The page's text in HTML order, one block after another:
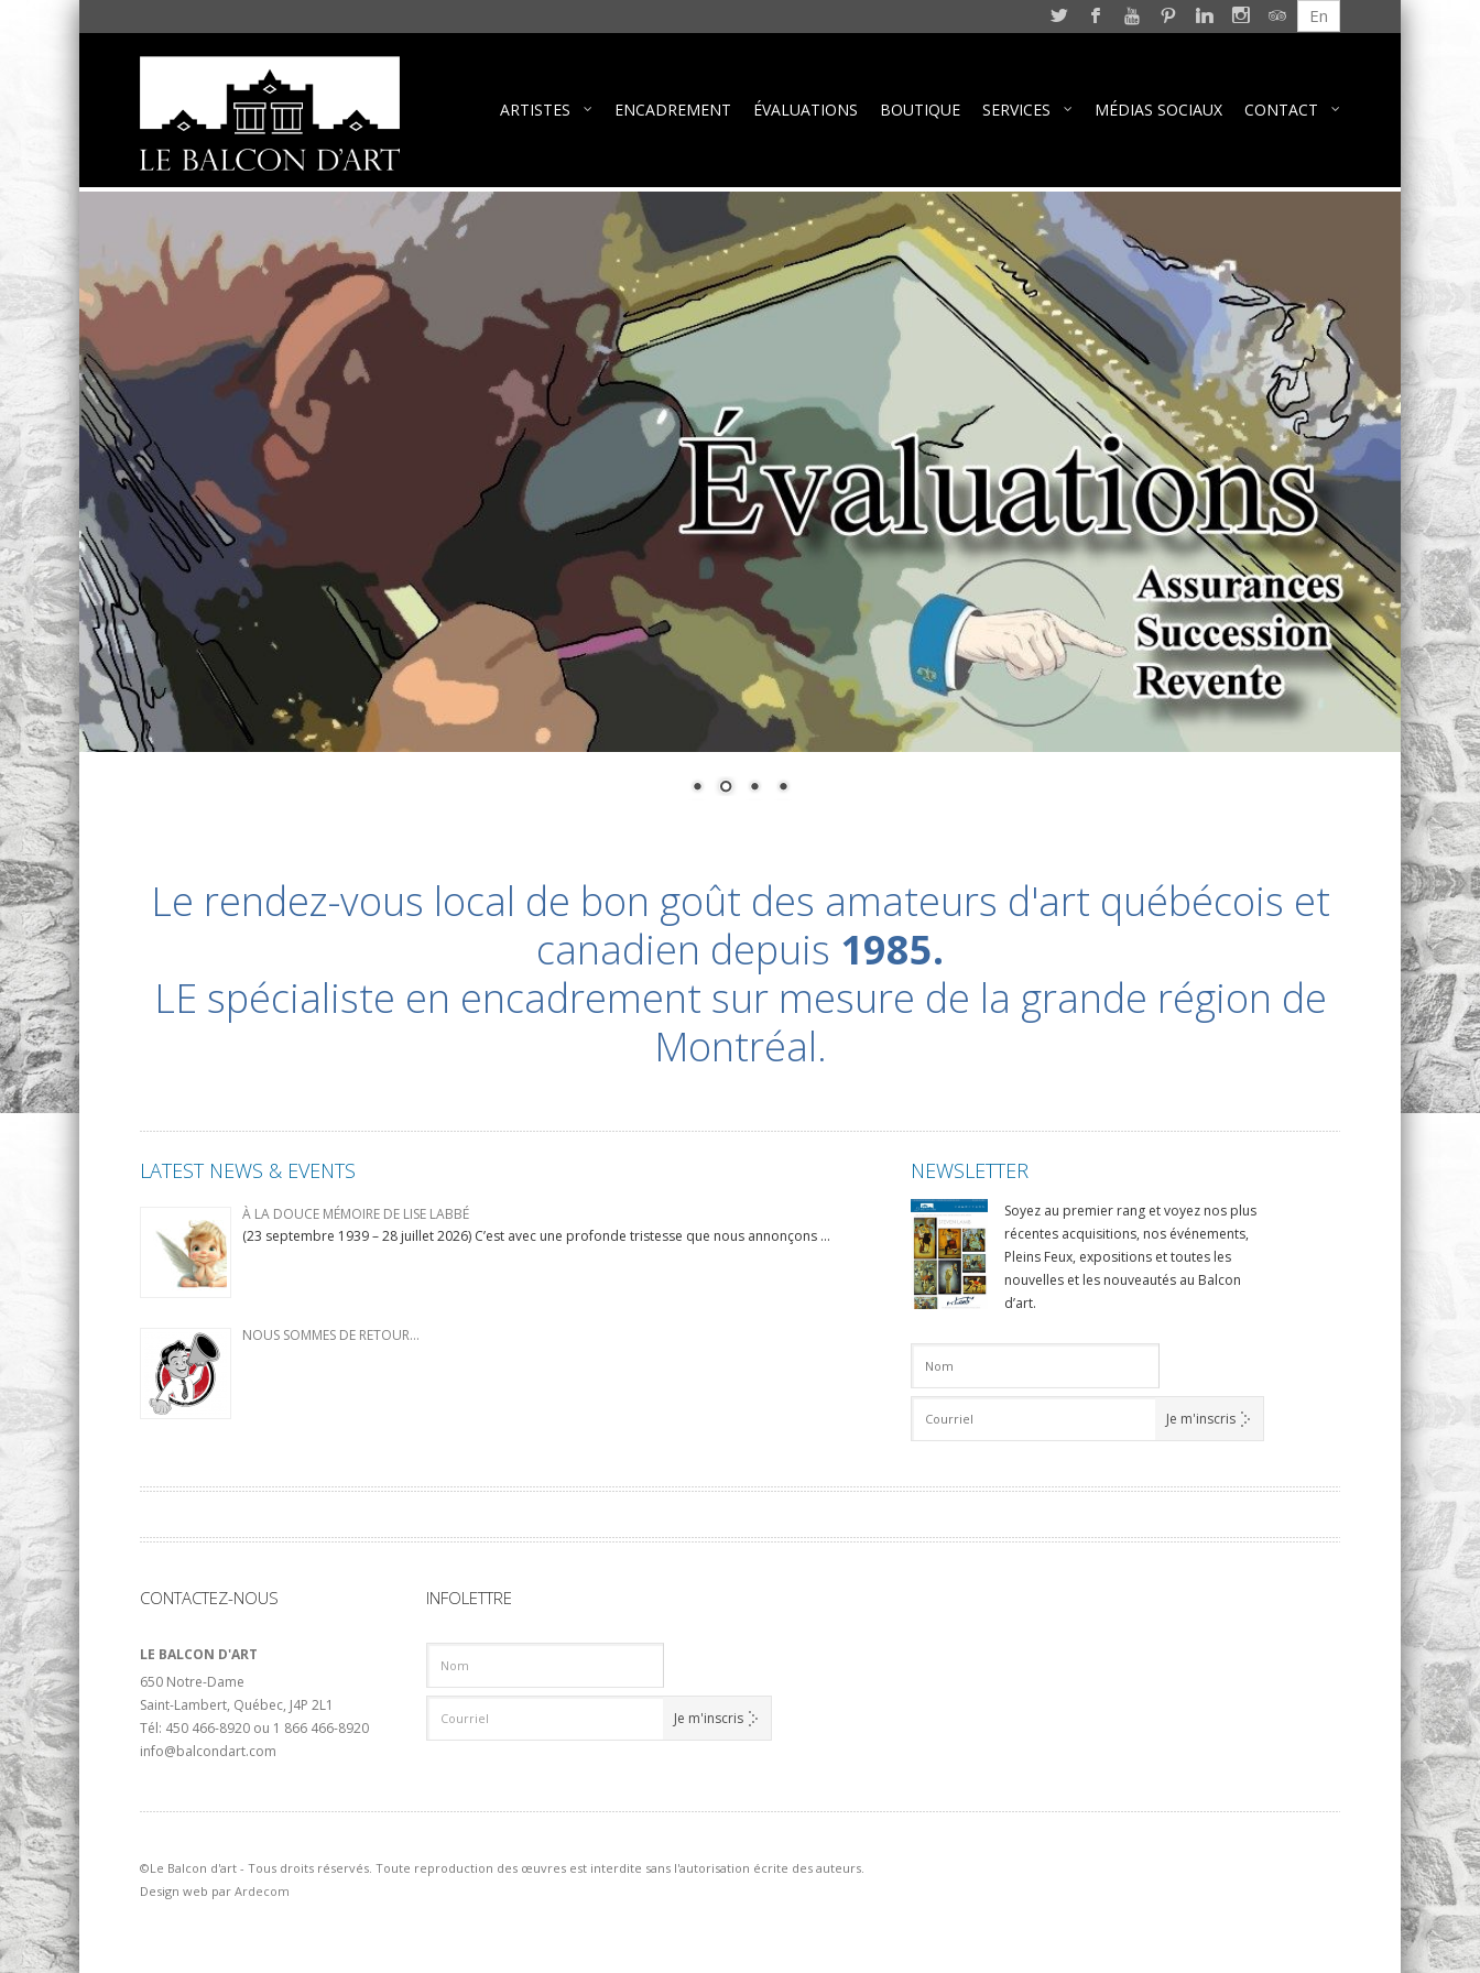
En
ARTISTES ENCADREMENT ÉVALUATIONS BOUTIQUE SERVICES MÉDIAS SOCIAUX CONTACT
Le rendez-vous local de bon goût des amateurs d'art québécois et
canadien depuis 1985.
LE spécialiste en encadrement sur mesure de la grande région de
Montréal.
LATEST NEWS & EVENTS
À LA DOUCE MÉMOIRE DE LISE LABBÉ
(23 septembre 1939 – 28 juillet 2026) C’est avec une profonde tristesse que nous annonçons ...
NOUS SOMMES DE RETOUR…
NEWSLETTER
Soyez au premier rang et voyez nos plus
récentes acquisitions, nos événements,
Pleins Feux, expositions et toutes les
nouvelles et les nouveautés au Balcon
d’art.
CONTACTEZ-NOUS
LE BALCON D'ART
650 Notre-Dame
Saint-Lambert, Québec, J4P 2L1
Tél: 450 466-8920 ou 1 866 466-8920
info@balcondart.com
INFOLETTRE
©Le Balcon d'art - Tous droits réservés. Toute reproduction des œuvres est interdite sans l'autorisation écrite des auteurs.
Design web par Ardecom